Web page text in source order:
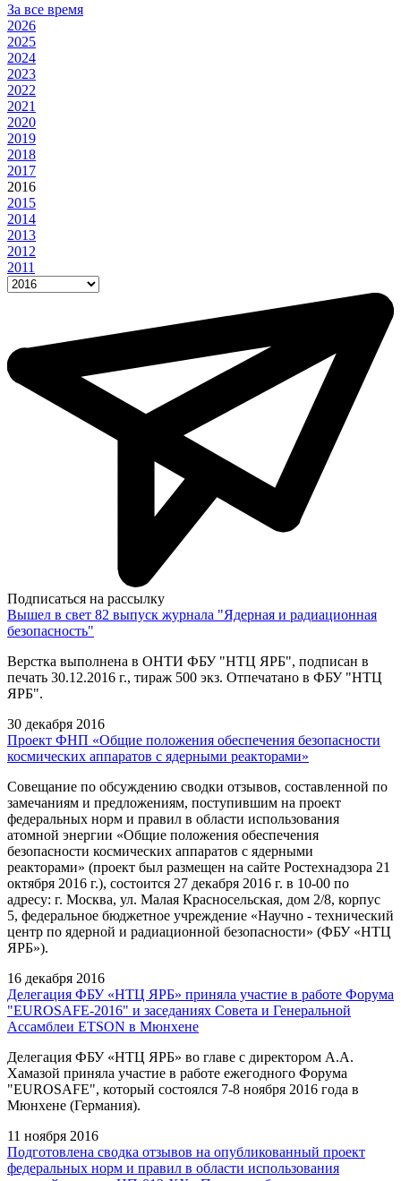
За все время
2026
2025
2024
2023
2022
2021
2020
2019
2018
2017
2016
2015
2014
2013
2012
2011
Подписаться на рассылку
Вышел в свет 82 выпуск журнала "Ядерная и радиационная
безопасность"
Верстка выполнена в ОНТИ ФБУ "НТЦ ЯРБ", подписан в
печать 30.12.2016 г., тираж 500 экз. Отпечатано в ФБУ "НТЦ
ЯРБ".
30 декабря 2016
Проект ФНП «Общие положения обеспечения безопасности
космических аппаратов с ядерными реакторами»
Совещание по обсуждению сводки отзывов, составленной по
замечаниям и предложениям, поступившим на проект
федеральных норм и правил в области использования
атомной энергии «Общие положения обеспечения
безопасности космических аппаратов с ядерными
реакторами» (проект был размещен на сайте Ростехнадзора 21
октября 2016 г.), состоится 27 декабря 2016 г. в 10-00 по
адресу: г. Москва, ул. Малая Красносельская, дом 2/8, корпус
5, федеральное бюджетное учреждение «Научно - технический
центр по ядерной и радиационной безопасности» (ФБУ «НТЦ
ЯРБ»).
16 декабря 2016
Делегация ФБУ «НТЦ ЯРБ» приняла участие в работе Форума
"EUROSAFE-2016" и заседаниях Совета и Генеральной
Ассамблеи ETSON в Мюнхене
Делегация ФБУ «НТЦ ЯРБ» во главе с директором А.А.
Хамазой приняла участие в работе ежегодного Форума
"EUROSAFE", который состоялся 7-8 ноября 2016 года в
Мюнхене (Германия).
11 ноября 2016
Подготовлена сводка отзывов на опубликованный проект
федеральных норм и правил в области использования